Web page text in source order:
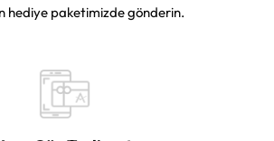
hediye paketimizde gönderin.